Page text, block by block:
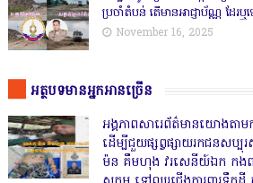
ប្រចាំតំបន់ តើមានអាជ្ញាប័ណ្ណ ដែរឬ
November 16, 2025
អត្ថបទមានអ្នកអានច្រើន
អង្គភាពសារេព័ត៌មានយោងតាម
ដើម្បីជួយផ្សព្វផ្សាយរកជនសប្
ម៉ន គឹមហុង វរសេនីយ៍ឯក កង